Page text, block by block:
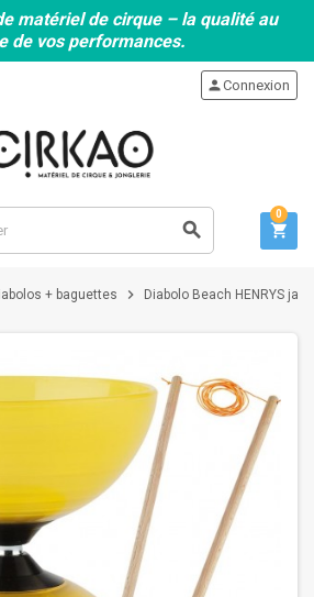
matériel de cirque – la qualité au
de vos performances.
search
personConnexion
shopping_cart
0
+ baguettes chevron_right Diabolo Beach HENRYS